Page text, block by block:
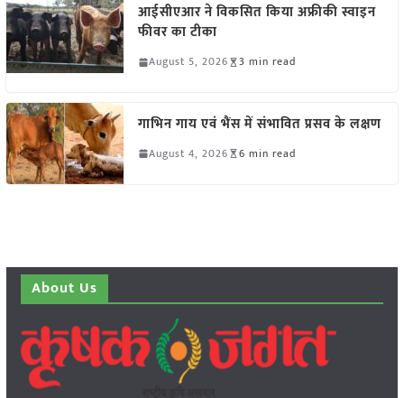
आईसीएआर ने विकसित किया अफ्रीकी स्वाइन
फीवर का टीका
August 5, 2026 3 min read
गाभिन गाय एवं भैंस में संभावित प्रसव के लक्षण
August 4, 2026 6 min read
About Us